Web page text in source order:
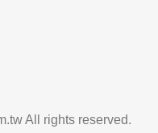
All rights reserved.